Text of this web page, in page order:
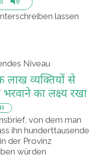
lassen
Niveau
लाख व्यक्तियों से
का लक्ष्य रखा
von dem man
ihn hunderttausende
der Provinz
würden